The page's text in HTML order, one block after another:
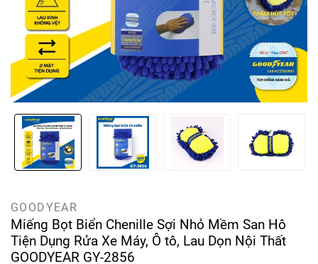
GOODYEAR
Miếng Bọt Biển Chenille Sợi Nhỏ Mềm San Hô
Tiện Dụng Rửa Xe Máy, Ô tô, Lau Dọn Nội Thất
GOODYEAR GY-2856